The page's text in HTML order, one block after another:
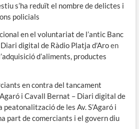
s’ha reduït el nombre de delictes i
policials
en el voluntariat de l’antic Banc
digital de Ràdio Platja d'Aroen
d’aliments, productes
en contra del tancament
i Cavall Bernat – Diari digital de
peatonalització de les Av. S’Agaró i
part de comerciants i el govern diu